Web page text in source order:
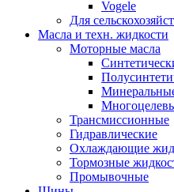
Vogele
Для
Масла и техн. жидкости
Моторные масла
Трансмиссионные
Гидравлические
Охлаждающие
Тормозные
Промывочные